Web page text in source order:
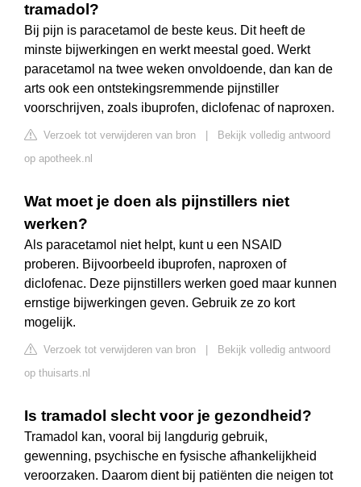
tramadol?
Bij pijn is paracetamol de beste keus. Dit heeft de
minste bijwerkingen en werkt meestal goed. Werkt
paracetamol na twee weken onvoldoende, dan kan de
arts ook een ontstekingsremmende pijnstiller
voorschrijven, zoals ibuprofen, diclofenac of naproxen.
Verzoek tot verwijderen van bron
Bekijk volledig antwoord
op apotheek.nl
Wat moet je doen als pijnstillers niet
werken?
Als paracetamol niet helpt, kunt u een NSAID
proberen. Bijvoorbeeld ibuprofen, naproxen of
diclofenac. Deze pijnstillers werken goed maar kunnen
ernstige bijwerkingen geven. Gebruik ze zo kort
mogelijk.
Verzoek tot verwijderen van bron
Bekijk volledig antwoord
op thuisarts.nl
Is tramadol slecht voor je gezondheid?
Tramadol kan, vooral bij langdurig gebruik,
gewenning, psychische en fysische afhankelijkheid
veroorzaken. Daarom dient bij patiënten die neigen tot